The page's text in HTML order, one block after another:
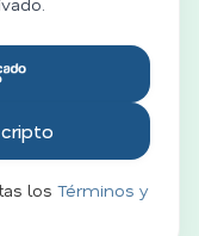
los Términos y